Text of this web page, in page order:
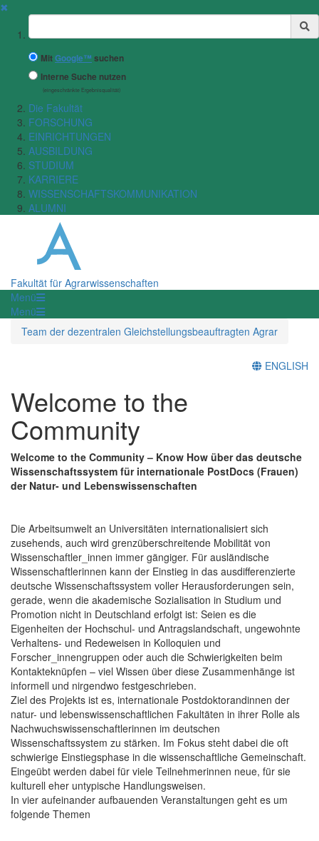
✖
Suchbegriff
MitGoogle™ suchen
Interne Suche nutzen
(eingeschränkte Ergebnisqualität)
Die Fakultät
FORSCHUNG
EINRICHTUNGEN
AUSBILDUNG
STUDIUM
KARRIERE
WISSENSCHAFTSKOMMUNIKATION
ALUMNI
Fakultät für Agrarwissenschaften
Menü
Menü
Team der dezentralen Gleichstellungsbeauftragten Agrar
ENGLISH
Welcome to the
Community
Welcome to the Community – Know How über das deutsche
Wissenschaftssystem für internationale PostDocs (Frauen)
der Natur- und Lebenswissenschaften
Die Arbeitsumwelt an Universitäten internationalisiert sich
zusehends, auch wird grenzüberschreitende Mobilität von
Wissenschaftler_innen immer gängiger. Für ausländische
Wissenschaftlerinnen kann der Einstieg in das ausdifferenzierte
deutsche Wissenschaftssystem voller Herausforderungen sein,
gerade, wenn die akademische Sozialisation in Studium und
Promotion nicht in Deutschland erfolgt ist: Seien es die
Eigenheiten der Hochschul- und Antragslandschaft, ungewohnte
Verhaltens- und Redeweisen in Kolloquien und
Forscher_innengruppen oder auch die Schwierigkeiten beim
Kontakteknüpfen – viel Wissen über diese Zusammenhänge ist
informell und nirgendwo festgeschrieben.
Ziel des Projekts ist es, internationale Postdoktorandinnen der
natur- und lebenswissenschaftlichen Fakultäten in ihrer Rolle als
Nachwuchswissenschaftlerinnen im deutschen
Wissenschaftssystem zu stärken. Im Fokus steht dabei die oft
schwierige Einstiegsphase in die wissenschaftliche Gemeinschaft.
Eingeübt werden dabei für viele Teilnehmerinnen neue, für sie
kulturell eher untypische Handlungsweisen.
In vier aufeinander aufbauenden Veranstaltungen geht es um
folgende Themen